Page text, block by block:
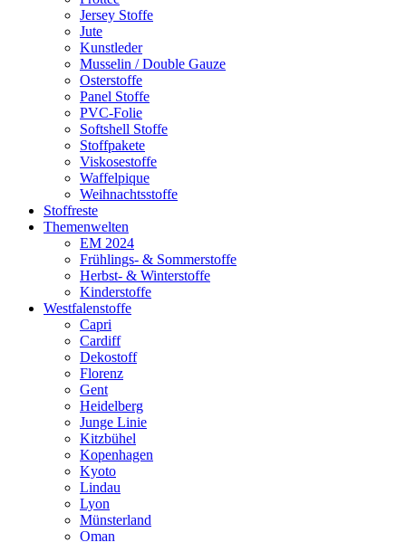
Jersey Stoffe
Jute
Kunstleder
Musselin / Double Gauze
Osterstoffe
Panel Stoffe
PVC-Folie
Softshell Stoffe
Stoffpakete
Viskosestoffe
Waffelpique
Weihnachtsstoffe
Stoffreste
Themenwelten
EM 2024
Frühlings- & Sommerstoffe
Herbst- & Winterstoffe
Kinderstoffe
Westfalenstoffe
Capri
Cardiff
Dekostoff
Florenz
Gent
Heidelberg
Junge Linie
Kitzbühel
Kopenhagen
Kyoto
Lindau
Lyon
Münsterland
Oman